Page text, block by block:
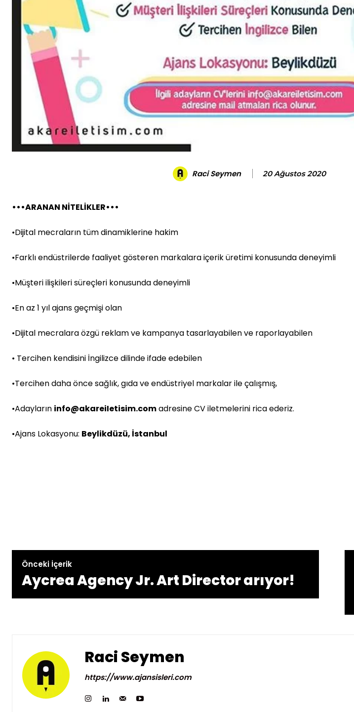
Raci Seymen 20 Ağustos 2020
•••ARANAN NİTELİKLER•••
•Dijital mecraların tüm dinamiklerine hakim
•Farklı endüstrilerde faaliyet gösteren markalara içerik üretimi konusunda deneyimli
•Müşteri ilişkileri süreçleri konusunda deneyimli
•En az 1 yıl ajans geçmişi olan
•Dijital mecralara özgü reklam ve kampanya tasarlayabilen ve raporlayabilen
• Tercihen kendisini İngilizce dilinde ifade edebilen
•Tercihen daha önce sağlık, gıda ve endüstriyel markalar ile çalışmış,
•Adayların info@akareiIetisim.comadresine CV iletmelerini rica ederiz.
•Ajans Lokasyonu: Beylikdüzü, İstanbul
Önceki İçerik
Aycrea Agency Jr. Art Director arıyor!
Raci Seymen
https://www.ajansisleri.com